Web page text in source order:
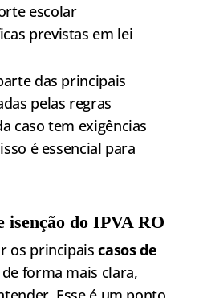
escolar
previstas em lei
das principais
pelas regras
caso tem exigências
é essencial para
isenção do IPVA RO
os principaiscasos de
forma mais clara,